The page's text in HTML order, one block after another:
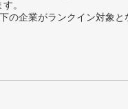
。
企業がランクイン対象と